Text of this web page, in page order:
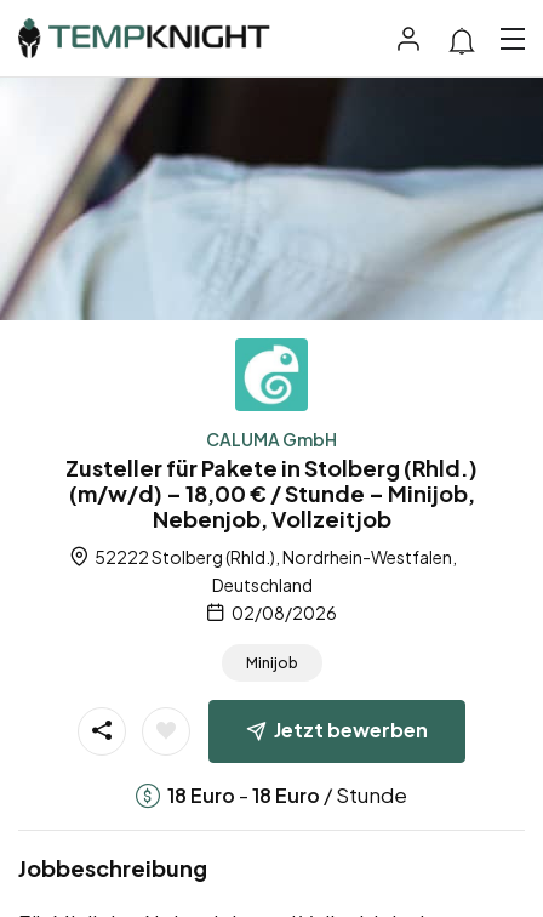
CALUMA GmbH
Zusteller für Pakete in Stolberg (Rhld.)
(m/w/d) – 18,00 € / Stunde – Minijob,
Nebenjob, Vollzeitjob
52222 Stolberg (Rhld.), Nordrhein-Westfalen,
Deutschland
02/08/2026
Minijob
Jetzt bewerben
18 Euro -18 Euro / Stunde
Jobbeschreibung